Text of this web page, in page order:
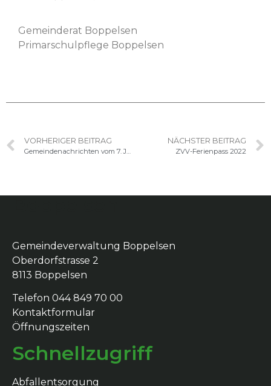
Gemein­der­at Bop­pelsen
Pri­marschulpflege Boppelsen
VORHERIGER BEITRAG
Gemeindenachrichten vom 7. Juni 2022
NÄCHSTER BEITRAG
ZVV-Ferienpass 2022
Gemeindeverwaltung Boppelsen
Oberdorfstrasse 2
8113 Boppelsen
Telefon 044 849 70 00
Kontaktformular
Öffnungszeiten
Schnellzugriff
Abfallentsorgung